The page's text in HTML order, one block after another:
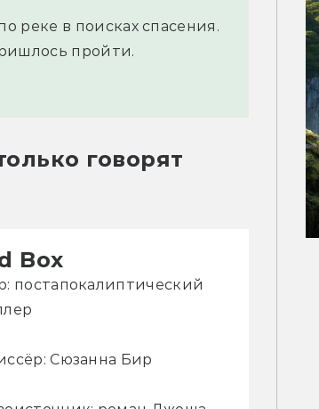
реке в поисках спасения.
пройти.
говорят
Box
постапокалиптический
Сюзанна Бир